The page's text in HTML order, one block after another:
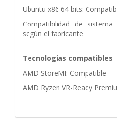
Ubuntu x86 64 bits:
Compatibilidad de
según el fabricante
Tecnologías compatibles
AMD StoreMI: Compatible
AMD Ryzen VR-Ready